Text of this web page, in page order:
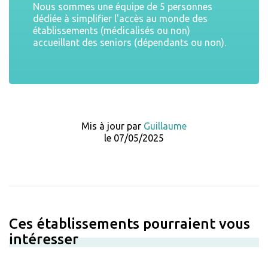
Nous sommes une équipe de 5 personnes
dédiée à simplifier l'accès au monde des
établissements (médicalisés ou non)
accueillant des seniors (dépendants ou non).
Mis à jour par Guillaume
le 07/05/2025
Ces établissements pourraient vous
intéresser